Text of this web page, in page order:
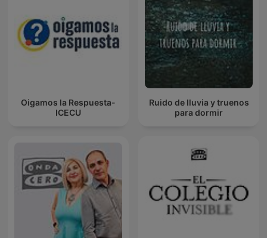
Oigamos la Respuesta-
ICECU
Ruido de lluvia y truenos
para dormir